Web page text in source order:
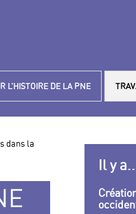
L’HISTOIRE DE LA PNE
dans la
Il y